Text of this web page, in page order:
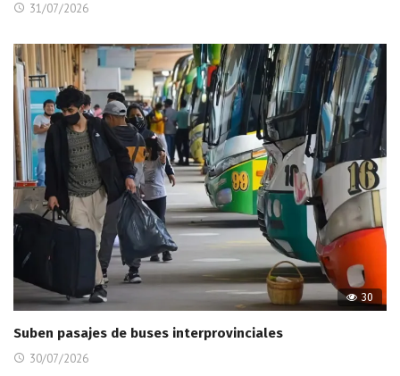
31/07/2026
30
Suben pasajes de buses interprovinciales
30/07/2026